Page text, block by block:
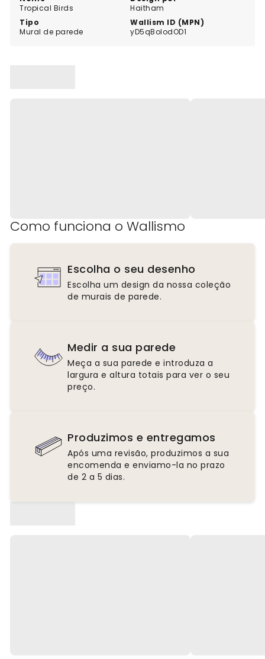
Tropical Birds
Haitham
Tipo
Mural de parede
Wallism ID (MPN)
yD5qBolodOD1
Como funciona o Wallismo
Escolha o seu desenho
Escolha um design da nossa coleção
de murais de parede.
Medir a sua parede
Meça a sua parede e introduza a
largura e altura totais para ver o seu
preço.
Produzimos e entregamos
Após uma revisão, produzimos a sua
encomenda e enviamo-la no prazo
de 2 a 5 dias.